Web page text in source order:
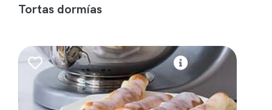
Tortas dormías